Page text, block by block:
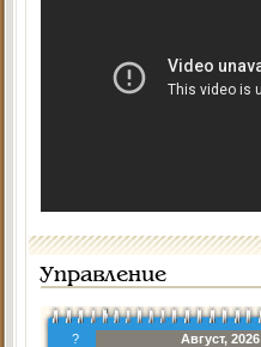
Управление
?
Август, 2026